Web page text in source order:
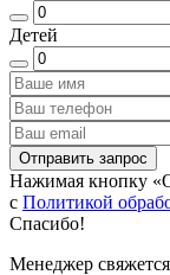
Детей
Отправить запрос
Нажимая кнопку
с Политикой
Спасибо!
Менеджер